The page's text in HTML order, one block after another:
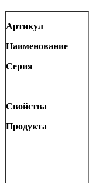
Артикул
Наименование
Серия
Свойства
Продукта